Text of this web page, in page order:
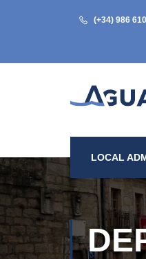
(+34) 986
LOCAL